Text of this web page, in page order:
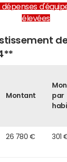
dépenses
élevées
Montant
par
26 780 € 301